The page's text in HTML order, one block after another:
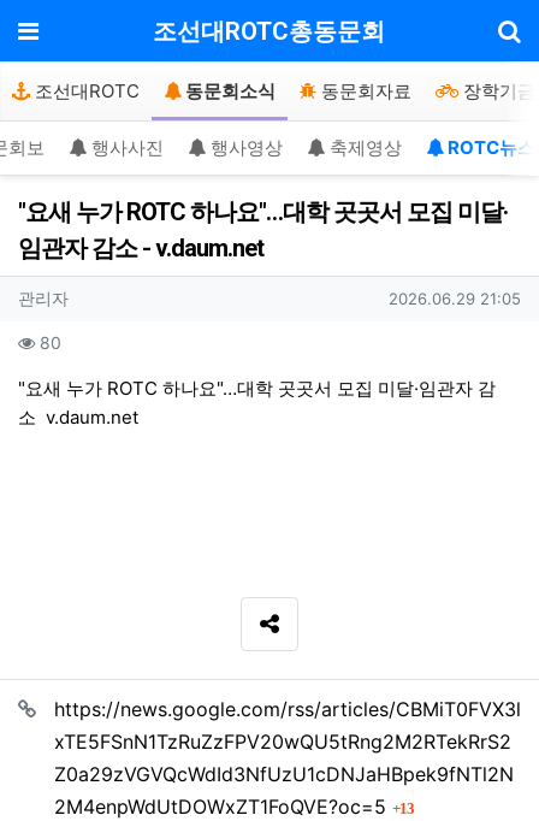
메뉴 조선대ROTC총동문회
조선대ROTC 동문회소식 동문회자료 장학기금
회보 행사사진 행사영상 축제영상 ROTC뉴스
"요새 누가 ROTC 하나요"…대학 곳곳서 모집 미달·
임관자 감소 - v.daum.net
작성자 정보
관리자작성 작성일
2026.06.29 21:05
컨텐츠 정보
80
본문
"요새 누가 ROTC 하나요"…대학 곳곳서 모집 미달·임관자 감
소 v.daum.net
SNS 공유
관련자료
https://news.google.com/rss/articles/CBMiT0FVX3l
xTE5FSnN1TzRuZzFPV20wQU5tRng2M2RTekRrS2
Z0a29zVGVQcWdId3NfUzU1cDNJaHBpek9fNTl2N
2M4enpWdUtDOWxZT1FoQVE?oc=5
13회 연결